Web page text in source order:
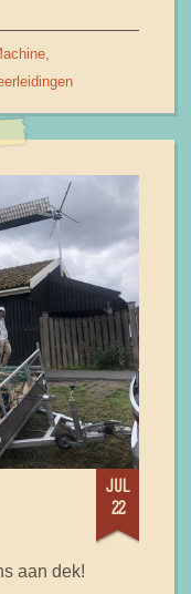
jul
22
aan dek!